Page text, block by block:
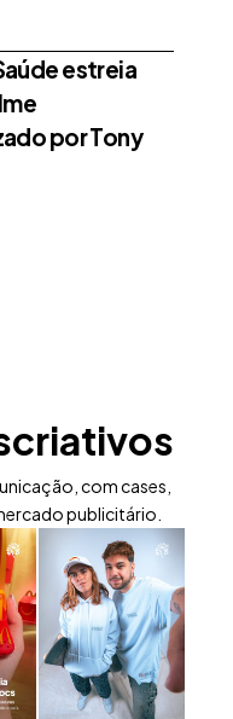
estreia
por Tony
com cases,
publicitário.